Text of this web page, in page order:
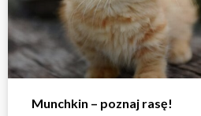
Munchkin – poznaj rasę!